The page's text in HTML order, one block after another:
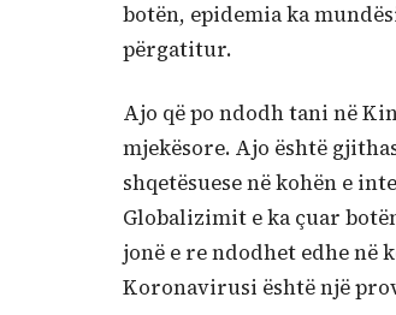
botën, epidemia ka
përgatitur.
Ajo që po ndodh tani në
mjekësore. Ajo është
shqetësuese në kohën e
Globalizimit e ka çuar
jonë e re ndodhet edhe
Koronavirusi është një